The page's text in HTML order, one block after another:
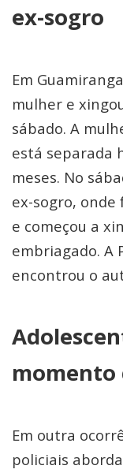
ex-sogro
Em
mulher e
sábado. A
está separada
meses. No
ex-sogro,
e começou a
embriagado. A
encontrou o
momento
Em outra
policiais